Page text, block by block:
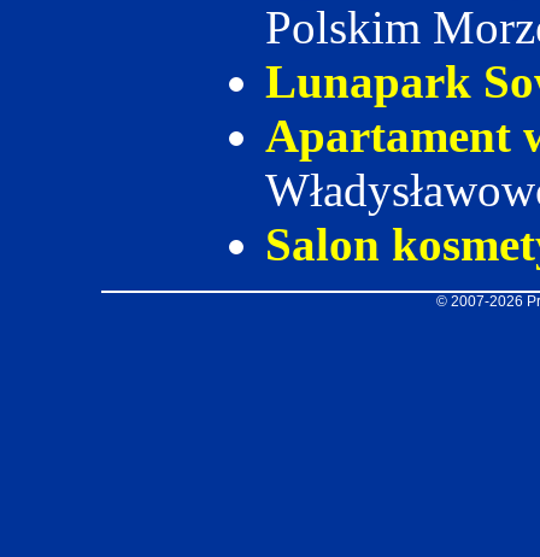
Polskim
Lunapark
Apartament
Salon
© 2007-2026